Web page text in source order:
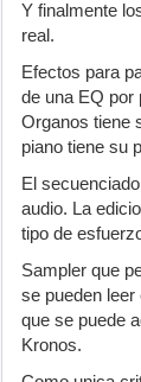
Y finalmente
real.
Efectos para
de una EQ por
Organos tiene
piano tiene su
El
audio. La
tipo de
Sampler que
se pueden leer
que se puede
Kronos.